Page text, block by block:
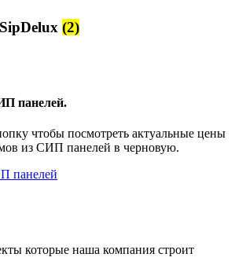
(2)
панелей.
чтобы посмотреть актуальные цены
из СИП панелей в черновую.
панелей
которые наша компания строит